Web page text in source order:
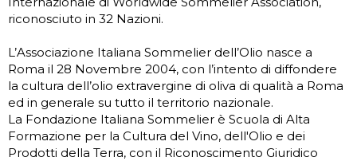
riconosciuto in 32 Nazioni.
L’Associazione Italiana Sommelier dell’Olio nasce a
Roma il 28 Novembre 2004, con l’intento di diffondere
la cultura dell’olio extravergine di oliva di qualità a Roma
ed in generale su tutto il territorio nazionale.
La Fondazione Italiana Sommelier è Scuola di Alta
Formazione per la Cultura del Vino, dell'Olio e dei
Prodotti della Terra, con il Riconoscimento Giuridico